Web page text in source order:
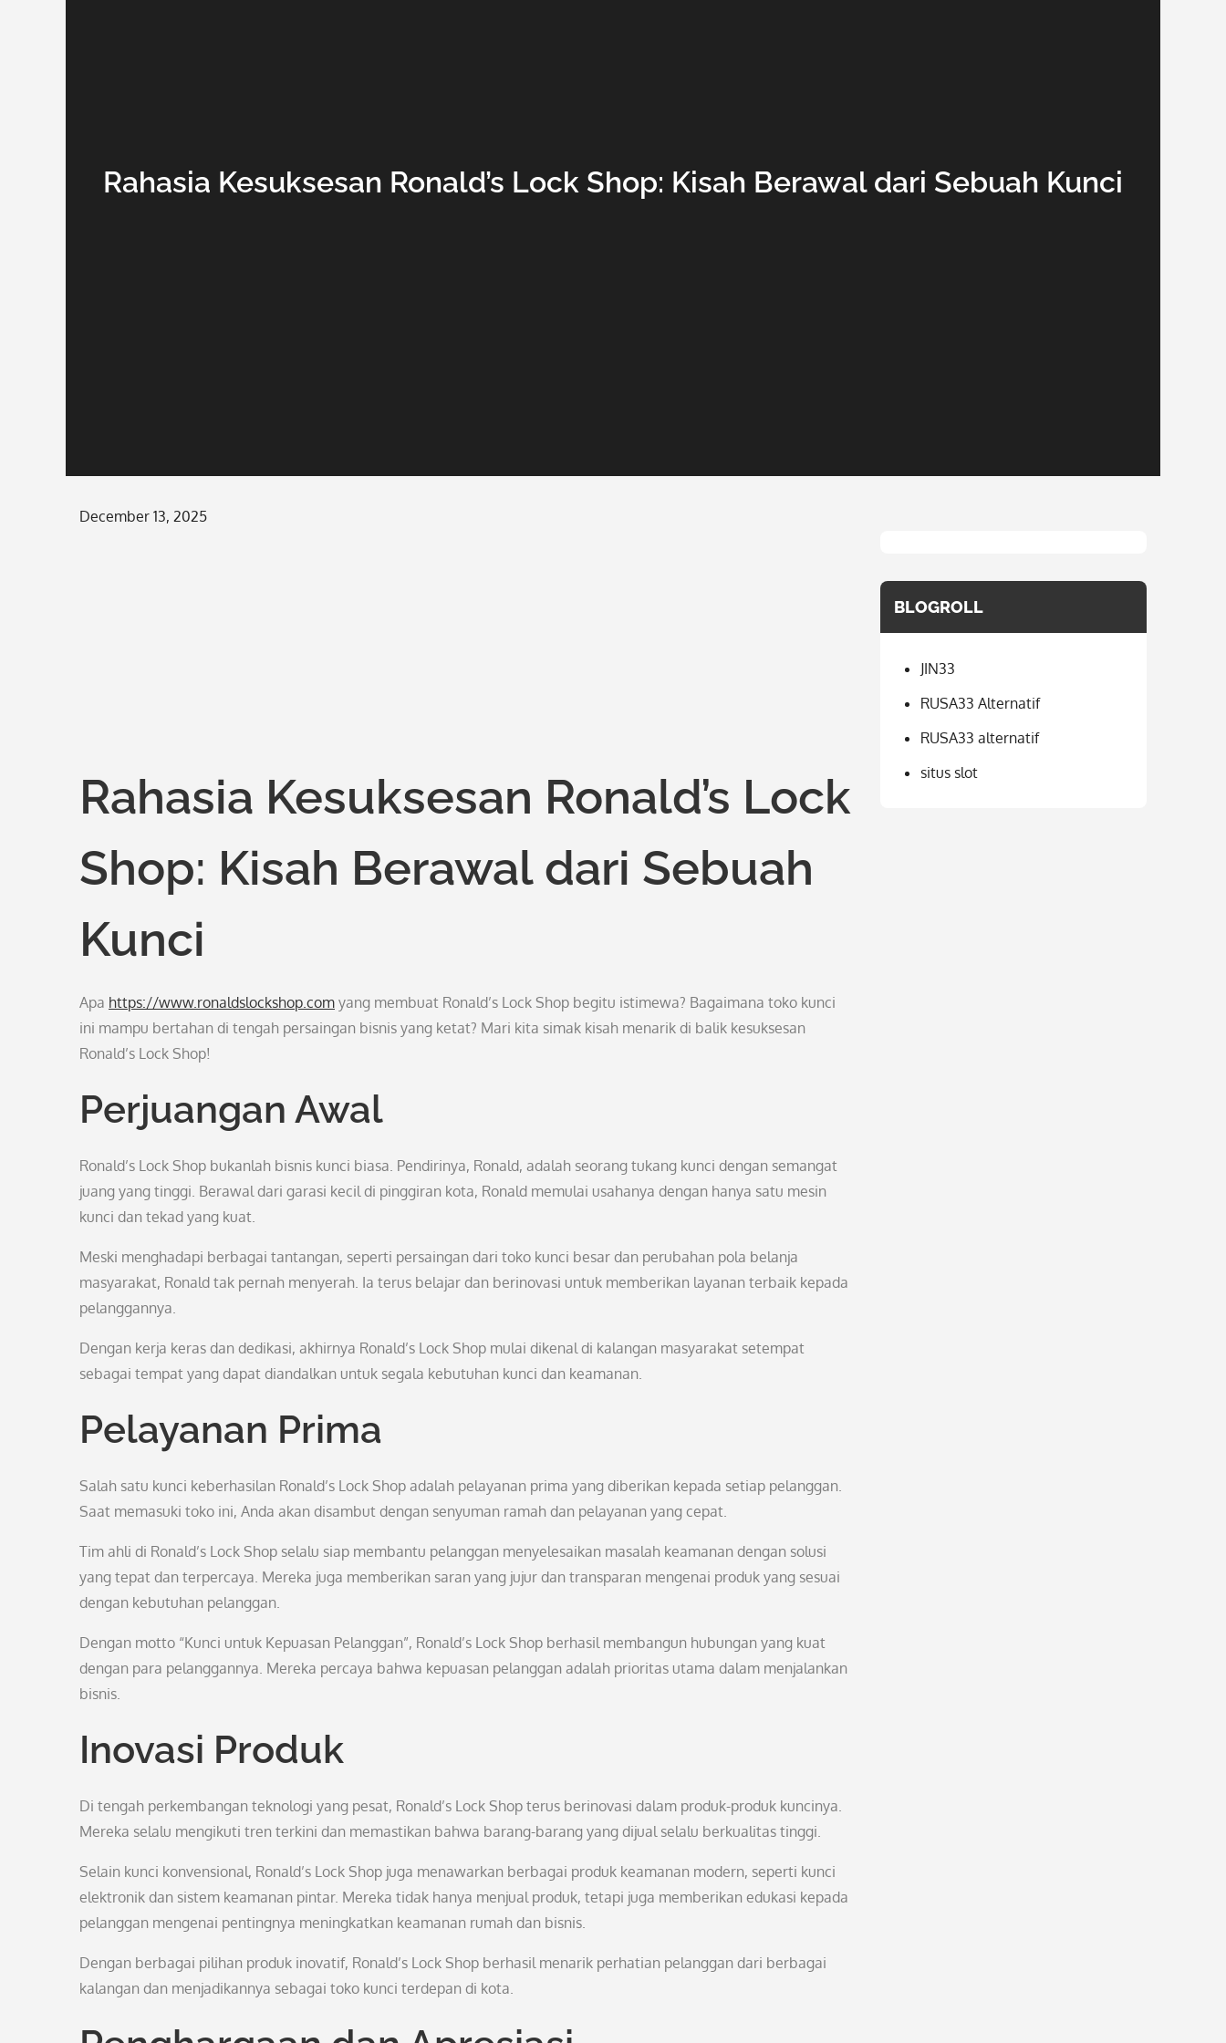
Rahasia Kesuksesan Ronald’s Lock Shop: Kisah Berawal dari Sebuah Kunci
Posted
December 13, 2025
Rahasia Kesuksesan Ronald’s Lock
Shop: Kisah Berawal dari Sebuah
Kunci
Apa https://www.ronaldslockshop.com yang membuat Ronald’s Lock Shop begitu istimewa? Bagaimana toko kunci
ini mampu bertahan di tengah persaingan bisnis yang ketat? Mari kita simak kisah menarik di balik kesuksesan
Ronald’s Lock Shop!
Perjuangan Awal
Ronald’s Lock Shop bukanlah bisnis kunci biasa. Pendirinya, Ronald, adalah seorang tukang kunci dengan semangat
juang yang tinggi. Berawal dari garasi kecil di pinggiran kota, Ronald memulai usahanya dengan hanya satu mesin
kunci dan tekad yang kuat.
Meski menghadapi berbagai tantangan, seperti persaingan dari toko kunci besar dan perubahan pola belanja
masyarakat, Ronald tak pernah menyerah. Ia terus belajar dan berinovasi untuk memberikan layanan terbaik kepada
pelanggannya.
Dengan kerja keras dan dedikasi, akhirnya Ronald’s Lock Shop mulai dikenal di kalangan masyarakat setempat
sebagai tempat yang dapat diandalkan untuk segala kebutuhan kunci dan keamanan.
Pelayanan Prima
Salah satu kunci keberhasilan Ronald’s Lock Shop adalah pelayanan prima yang diberikan kepada setiap pelanggan.
Saat memasuki toko ini, Anda akan disambut dengan senyuman ramah dan pelayanan yang cepat.
Tim ahli di Ronald’s Lock Shop selalu siap membantu pelanggan menyelesaikan masalah keamanan dengan solusi
yang tepat dan terpercaya. Mereka juga memberikan saran yang jujur dan transparan mengenai produk yang sesuai
dengan kebutuhan pelanggan.
Dengan motto “Kunci untuk Kepuasan Pelanggan”, Ronald’s Lock Shop berhasil membangun hubungan yang kuat
dengan para pelanggannya. Mereka percaya bahwa kepuasan pelanggan adalah prioritas utama dalam menjalankan
bisnis.
Inovasi Produk
Di tengah perkembangan teknologi yang pesat, Ronald’s Lock Shop terus berinovasi dalam produk-produk kuncinya.
Mereka selalu mengikuti tren terkini dan memastikan bahwa barang-barang yang dijual selalu berkualitas tinggi.
Selain kunci konvensional, Ronald’s Lock Shop juga menawarkan berbagai produk keamanan modern, seperti kunci
elektronik dan sistem keamanan pintar. Mereka tidak hanya menjual produk, tetapi juga memberikan edukasi kepada
pelanggan mengenai pentingnya meningkatkan keamanan rumah dan bisnis.
Dengan berbagai pilihan produk inovatif, Ronald’s Lock Shop berhasil menarik perhatian pelanggan dari berbagai
kalangan dan menjadikannya sebagai toko kunci terdepan di kota.
BLOGROLL
JIN33
RUSA33 Alternatif
RUSA33 alternatif
situs slot